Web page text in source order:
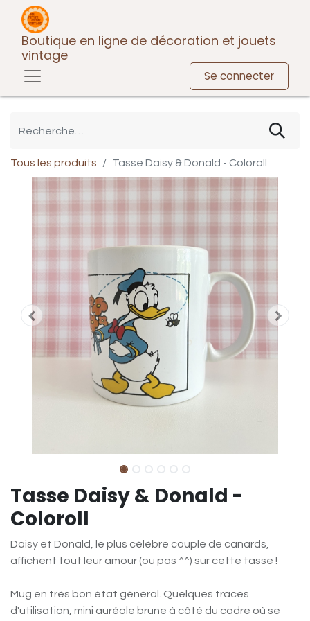
Boutique en ligne de décoration et jouets
vintage
Se connecter
Tous les produits Tasse Daisy & Donald - Coloroll
Tasse Daisy & Donald -
Coloroll
Daisy et Donald, le plus célèbre couple de canards,
affichent tout leur amour (ou pas ^^) sur cette tasse !
Mug en très bon état général. Quelques traces
d'utilisation, mini auréole brune à côté du cadre où se